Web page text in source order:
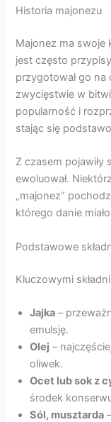
Historia majonezu
Majonez ma swoje
jest często
przygotował go na
zwycięstwie w
popularność i
stając się
Z czasem pojawiły
ewoluował.
„majonez”
którego danie
Podstawowe
Kluczowymi
Jajka –
emulsję.
Olej –
oliwek.
Ocet lub sok z
środek
Sól, musztarda